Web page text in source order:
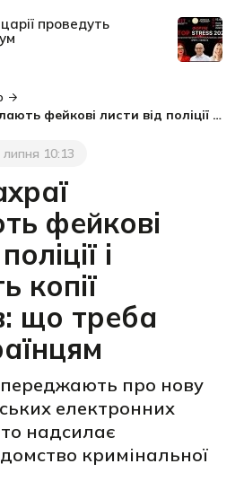
проведуть
У ФРН шахраї розсилають фейкові листи від поліції і вимагають копії паспортів: що треба знати українцям
липня 10:13
фейкові
і
копії
що треба
про нову
електронних
надсилає
кримінальної